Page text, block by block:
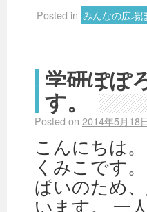
Posted in みんなの広場
学研ぽぽ
す。
Posted on 2014年5月18
こんにちは
くみこです
ぱいのため
います。 一